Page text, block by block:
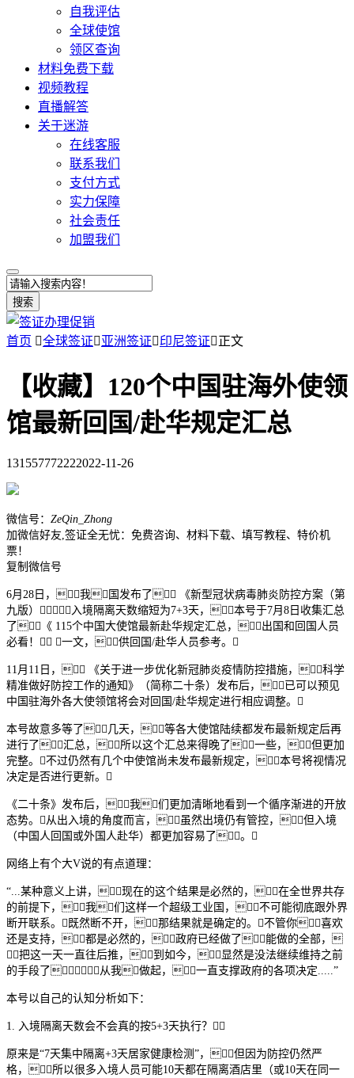
自我评估
全球使馆
领区查询
材料免费下载
视频教程
直播解答
关于迷游
在线客服
联系我们
支付方式
实力保障
社会责任
加盟我们
搜索
首页 全球签证亚洲签证印尼签证正文
【收藏】120个中国驻海外使领
馆最新回国/赴华规定汇总
131557772222022-11-26
微信号： ZeQin_Zhong
加微信好友,签证全无忧：免费咨询、材料下载、填写教程、特价机
票！
复制微信号
6月28日，我国发布了 《新型冠状病毒肺炎防控方案（第
九版）》，入境隔离天数缩短为7+3天，本号于7月8日收集汇总
了《 115个中国大使馆最新赴华规定汇总，出国和回国人员
必看！ 》一文，供回国/赴华人员参考。
11月11日， 《关于进一步优化新冠肺炎疫情防控措施，科学
精准做好防控工作的通知》（简称二十条）发布后，已可以预见
中国驻海外各大使领馆将会对回国/赴华规定进行相应调整。
本号故意多等了几天，等各大使馆陆续都发布最新规定后再
进行了汇总，所以这个汇总来得晚了一些，但更加
完整。不过仍然有几个中使馆尚未发布最新规定，本号将视情况
决定是否进行更新。
《二十条》发布后，我们更加清晰地看到一个循序渐进的开放
态势。从出入境的角度而言，虽然出境仍有管控，但入境
（中国人回国或外国人赴华）都更加容易了。
网络上有个大V说的有点道理：
“...某种意义上讲，现在的这个结果是必然的，在全世界共存
的前提下，我们这样一个超级工业国，不可能彻底跟外界
断开联系。既然断不开，那结果就是确定的。不管你喜欢
还是支持，都是必然的，政府已经做了能做的全部，
把这一天一直往后推，到如今，显然是没法继续维持之前
的手段了，从我做起，一直支撑政府的各项决定.....”
本号以自己的认知分析如下：
1. 入境隔离天数会不会真的按5+3天执行？
原来是“7天集中隔离+3天居家健康检测”，但因为防控仍然严
格，所以很多入境人员可能10天都在隔离酒店里（或10天在同一